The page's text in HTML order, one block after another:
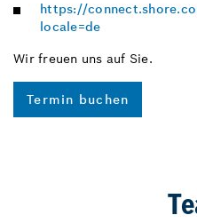
https://
locale=de
Wir freuen uns auf Sie.
Termin buchen